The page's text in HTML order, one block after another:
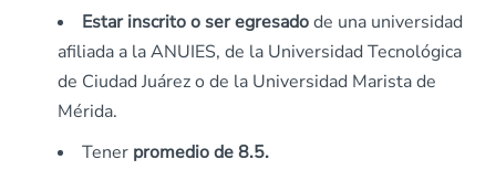
Estar inscrito o ser egresadode una universidad
afiliada a la ANUIES, de la Universidad Tecnológica
de Ciudad Juárez o de la Universidad Marista de
Mérida.
Tener promedio de 8.5.